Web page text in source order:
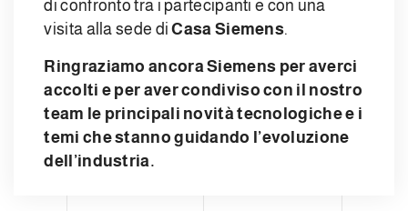
di confronto tra i partecipanti e con una
visita alla sede diCasa Siemens.
Ringraziamo ancora Siemens per averci
accolti e per aver condiviso con il nostro
team le principali novità tecnologiche e i
temi che stanno guidando l’evoluzione
dell’industria.